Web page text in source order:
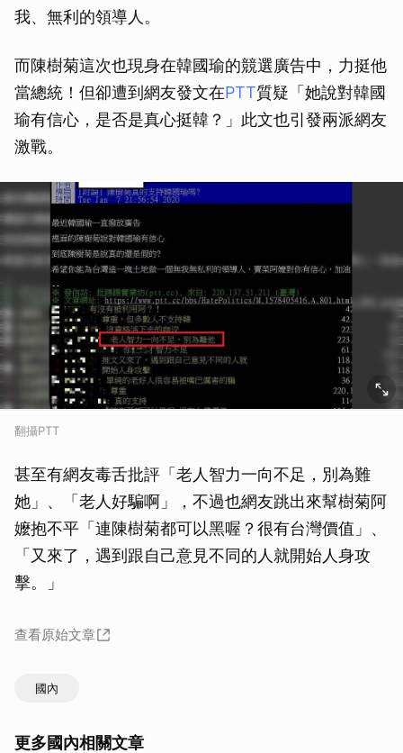
我、無利的領導人。
而陳樹菊這次也現身在韓國瑜的競選廣告中，力挺他
當總統！但卻遭到網友發文在PTT質疑「她說對韓國
瑜有信心，是否是真心挺韓？」此文也引發兩派網友
激戰。
翻攝PTT
甚至有網友毒舌批評「老人智力一向不足，別為難
她」、「老人好騙啊」，不過也網友跳出來幫樹菊阿
嬤抱不平「連陳樹菊都可以黑喔？很有台灣價值」、
「又來了，遇到跟自己意見不同的人就開始人身攻
擊。」
查看原始文章
國內
更多國內相關文章